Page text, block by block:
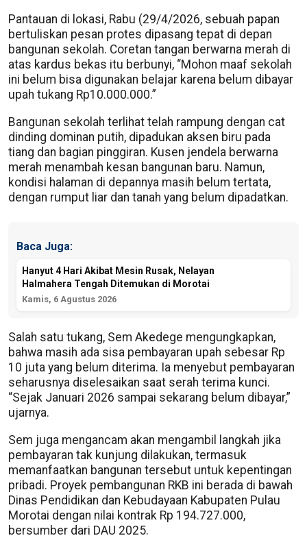
Pantauan di lokasi, Rabu (29/4/2026, sebuah papan
bertuliskan pesan protes dipasang tepat di depan
bangunan sekolah. Coretan tangan berwarna merah di
atas kardus bekas itu berbunyi, “Mohon maaf sekolah
ini belum bisa digunakan belajar karena belum dibayar
upah tukang Rp10.000.000.”
Bangunan sekolah terlihat telah rampung dengan cat
dinding dominan putih, dipadukan aksen biru pada
tiang dan bagian pinggiran. Kusen jendela berwarna
merah menambah kesan bangunan baru. Namun,
kondisi halaman di depannya masih belum tertata,
dengan rumput liar dan tanah yang belum dipadatkan.
Baca Juga:
Hanyut 4 Hari Akibat Mesin Rusak, Nelayan
Halmahera Tengah Ditemukan di Morotai
Kamis, 6 Agustus 2026
Salah satu tukang, Sem Akedege mengungkapkan,
bahwa masih ada sisa pembayaran upah sebesar Rp
10 juta yang belum diterima. Ia menyebut pembayaran
seharusnya diselesaikan saat serah terima kunci.
“Sejak Januari 2026 sampai sekarang belum dibayar,”
ujarnya.
Sem juga mengancam akan mengambil langkah jika
pembayaran tak kunjung dilakukan, termasuk
memanfaatkan bangunan tersebut untuk kepentingan
pribadi. Proyek pembangunan RKB ini berada di bawah
Dinas Pendidikan dan Kebudayaan Kabupaten Pulau
Morotai dengan nilai kontrak Rp 194.727.000,
bersumber dari DAU 2025.